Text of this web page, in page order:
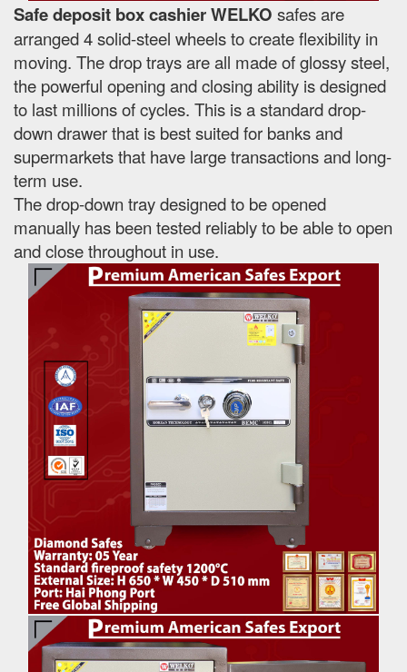
Safe deposit box cashier WELKO safes are
arranged 4 solid-steel wheels to create flexibility in
moving. The drop trays are all made of glossy steel,
the powerful opening and closing ability is designed
to last millions of cycles. This is a standard drop-
down drawer that is best suited for banks and
supermarkets that have large transactions and long-
term use.
The drop-down tray designed to be opened
manually has been tested reliably to be able to open
and close throughout in use.